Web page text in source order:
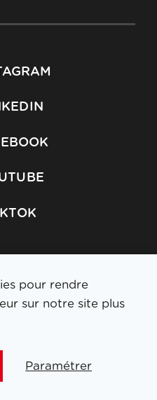
newsletter
pour rendre
sur notre site plus
Paramétrer